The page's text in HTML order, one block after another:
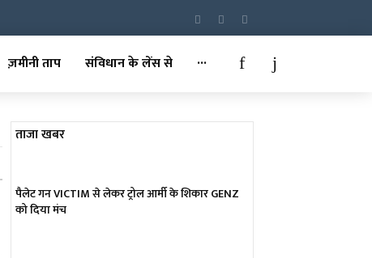
ज़मीनी ताप संविधान के लेंस से ···
ताजा खबर
पैलेट गन VICTIM से लेकर ट्रोल आर्मी के शिकार GENZ
को दिया मंच